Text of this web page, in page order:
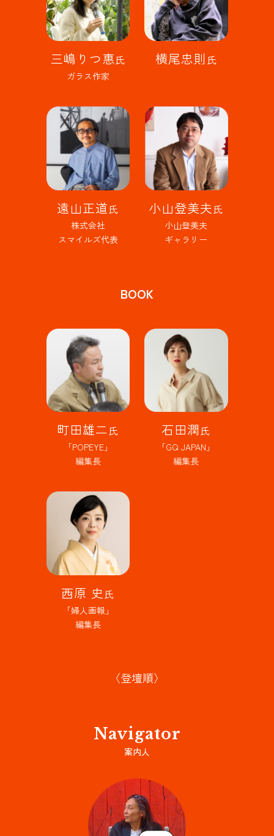
三嶋りつ惠氏
ガラス作家
横尾忠則 氏
遠山正道氏
株式会社
スマイルズ代表
小山登美夫氏
小山登美夫
ギャラリー
BOOK
町田雄二氏
「POPEYE」
編集長
石田潤氏
「GQ JAPAN」
編集長
西原 史氏
「婦人画報」
編集長
〈登壇順〉
Navigator
案内人